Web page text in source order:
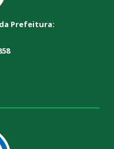
Prefeitura: